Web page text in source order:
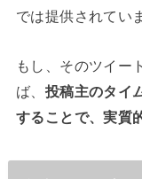
では提供されてい
もし、そのツイー
ば、 投稿主のタイ
することで、実質